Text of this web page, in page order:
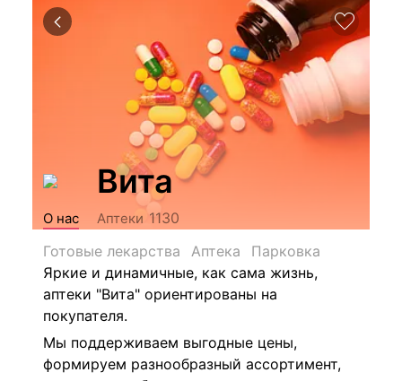
Вита
О нас Аптеки 1130
Готовые лекарства
Аптека
Парковка
Яркие и динамичные, как сама жизнь,
аптеки "Вита" ориентированы на
покупателя.
Мы поддерживаем выгодные цены,
формируем разнообразный ассортимент,